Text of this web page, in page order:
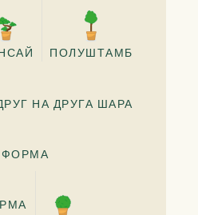
ПОЛУШТАМБ
НА ДРУГА ШАРА
ФОРМА